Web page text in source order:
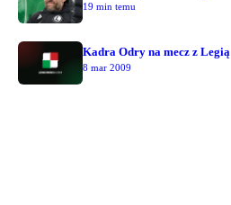
19 min temu
Kadra Odry na mecz z Legią
8 mar 2009